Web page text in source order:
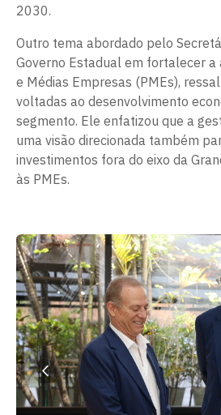
2030.
Outro tema abordado pelo
Governo Estadual em fortalecer a
e Médias Empresas (PMEs),
voltadas ao desenvolvimento
segmento. Ele enfatizou que a
uma visão direcionada também
investimentos fora do eixo da
às PMEs.